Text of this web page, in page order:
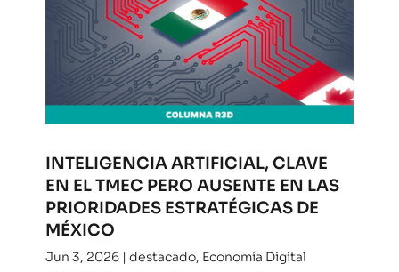
INTELIGENCIA ARTIFICIAL, CLAVE
EN EL TMEC PERO AUSENTE EN LAS
PRIORIDADES ESTRATÉGICAS DE
MÉXICO
Jun 3, 2026| destacado, Economía Digital